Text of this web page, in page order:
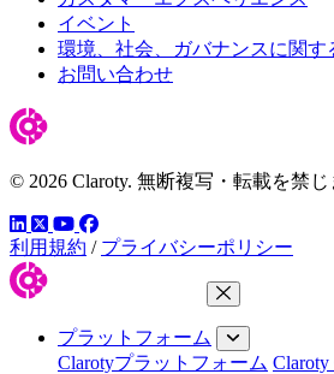
イベント
環境、社会、ガバナンスに関す
お問い合わせ
© 2026 Claroty. 無断複写・転載を禁じ
LinkedIn
ツイッター
YouTube
Facebook
利用規約 / プライバシーポリシー
メニューを閉じ
プラットフォーム
Clarotyプラットフォーム